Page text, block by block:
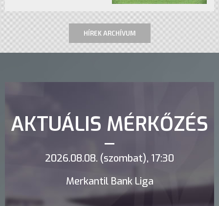
HÍREK ARCHÍVUM
AKTUÁLIS MÉRKŐZÉS
2026.08.08. (szombat), 17:30
Merkantil Bank Liga